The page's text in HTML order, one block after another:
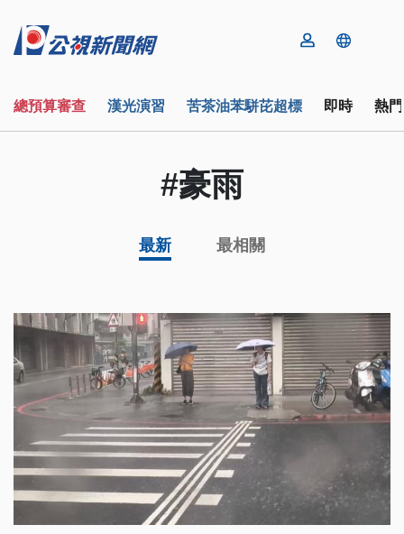
總預算審查 漢光演習 苦茶油苯駢芘超標 即時 熱
#豪雨
最新 最相關